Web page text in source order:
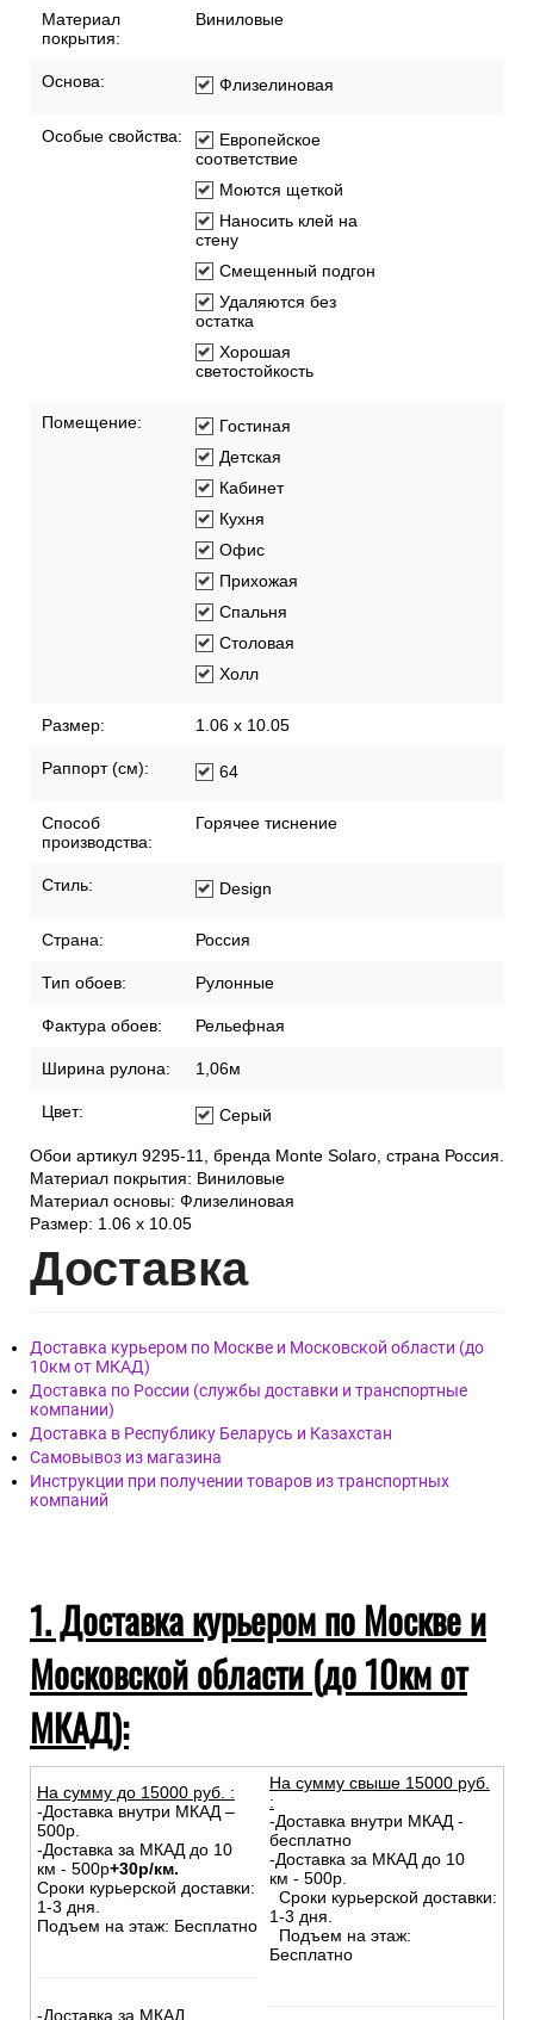
Материал
покрытия:
Виниловые
Основа: Флизелиновая
Особые свойства:
Европейское
соответствие
Моются щеткой
Наносить клей на
стену
Смещенный подгон
Удаляются без
остатка
Хорошая
светостойкость
Помещение:
Гостиная
Детская
Кабинет
Кухня
Офис
Прихожая
Спальня
Столовая
Холл
Размер: 1.06 x 10.05
Раппорт (см): 64
Способ
производства:
Горячее тиснение
Стиль: Design
Страна: Россия
Тип обоев: Рулонные
Фактура обоев: Рельефная
Ширина рулона: 1,06м
Цвет: Серый
Обои артикул 9295-11, бренда Monte Solaro, страна Россия.
Материал покрытия: Виниловые
Материал основы: Флизелиновая
Размер: 1.06 x 10.05
Доставка
Доставка курьером по Москве и Московской области (до
10км от МКАД)
Доставка по России (службы доставки и транспортные
компании)
Доставка в Республику Беларусь и Казахстан
Самовывоз из магазина
Инструкции при получении товаров из транспортных
компаний
1. Доставка курьером по Москве и
Московской области (до 10км от
МКАД):
На сумму до 15000 руб. :
-Доставка внутри МКАД –
500р.
-Доставка за МКАД до 10
км - 500р+30р/км.
Сроки курьерской доставки:
1-3 дня.
Подъем на этаж: Бесплатно
-Доставка за МКАД
На сумму свыше 15000 руб.
:
-Доставка внутри МКАД -
бесплатно
-Доставка за МКАД до 10
км - 500р.
Сроки курьерской доставки:
1-3 дня.
Подъем на этаж:
Бесплатно